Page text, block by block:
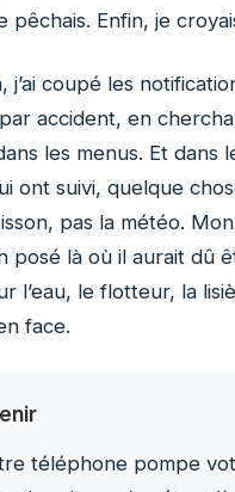
pêchais. Enfin, je
j’ai coupé les
accident, en
les menus. Et dans
ont suivi, quelque
pas la météo.
posé là où il aurait dû
l’eau, le flotteur, la
face.
téléphone pompe